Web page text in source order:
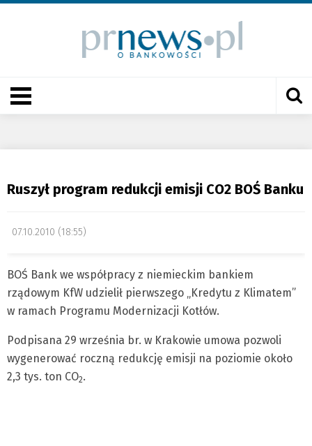
Ruszył program redukcji emisji CO2 BOŚ Banku
07.10.2010 (18:55)
BOŚ Bank we współpracy z niemieckim bankiem
rządowym KfW udzielił pierwszego „Kredytu z Klimatem”
w ramach Programu Modernizacji Kotłów.
Podpisana 29 września br. w Krakowie umowa pozwoli
wygenerować roczną redukcję emisji na poziomie około
2,3 tys. ton CO2.